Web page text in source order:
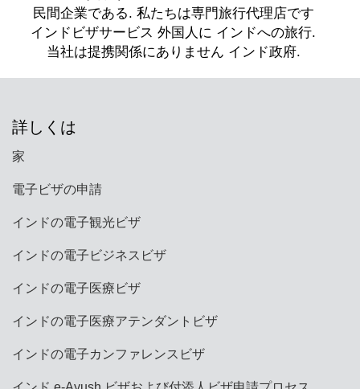
る制限や、インドの特定の保護地域または制限地
域への立ち入りに対する制限が含まれる場合があ
ります。旅行前に電子ビザに関連する利用規約を
詳しくは
家
電子ビザの申請
インドの電子観光ビザ
インドの電子ビジネスビザ
インドの電子医療ビザ
インドの電子医療アテンダントビザ
インドの電子カンファレンスビザ